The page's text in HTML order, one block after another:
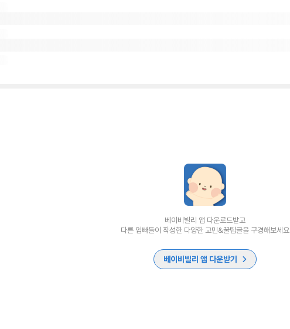
베이비빌리 앱 다운로드받고
다른 엄빠들이 작성한 다양한 고민&꿀팁글을 구경해보세요
베이비빌리 앱 다운받기